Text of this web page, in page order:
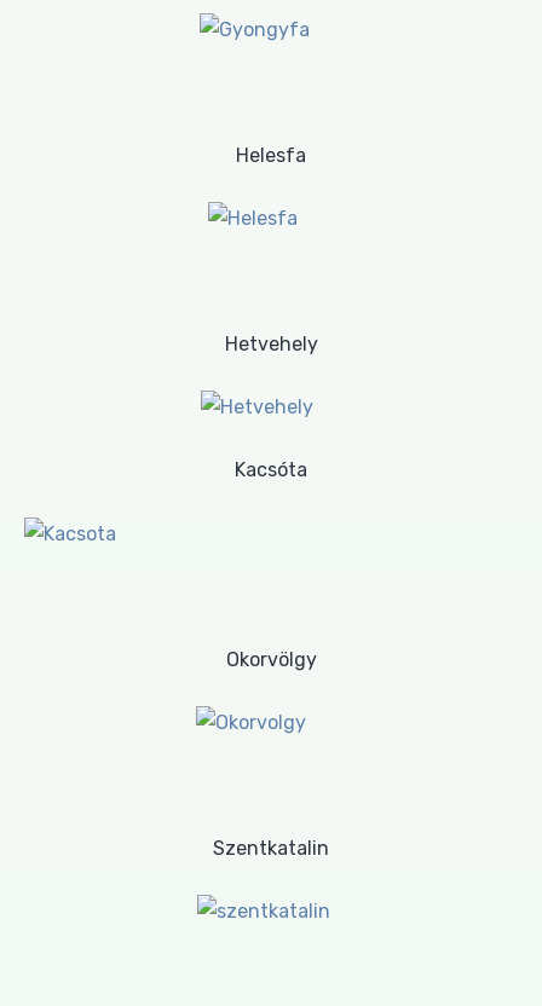
Helesfa
Hetvehely
Kacsóta
Okorvölgy
Szentkatalin